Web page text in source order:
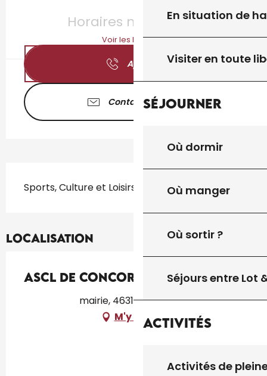
En situation de
Visiter en toute
Séjourner
Où dormir
Où manger
Où sortir ?
Séjours entre Lot
Activités
Activités de
Horaires non définis
Voir les horaires
Appeler
Contactez-nous
Sports, Culture et Loisirs
Localisation
ASCL de Concorès
mairie, 46310 Concorès
M'y rendre